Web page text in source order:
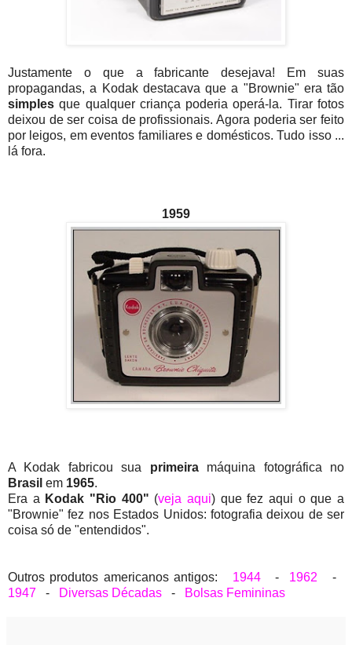
Justamente o que a fabricante desejava! Em suas
propagandas, a Kodak destacava que a "Brownie" era tão
simples que qualquer criança poderia operá-la. Tirar fotos
deixou de ser coisa de profissionais. Agora poderia ser feito
por leigos, em eventos familiares e domésticos. Tudo isso ...
lá fora.
1959
A Kodak fabricou sua primeiramáquina fotográfica no
Brasil em 1965.
Era a Kodak "Rio 400" (veja aqui) que fez aqui o que a
"Brownie" fez nos Estados Unidos: fotografia deixou de ser
coisa só de "entendidos".
Outros produtos americanos antigos: 1944- 1962 -
1947 - Diversas Décadas - Bolsas Femininas